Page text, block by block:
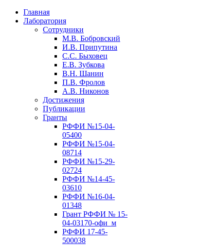
Главная
Лаборатория
Сотрудники
М.В. Бобровский
И.В. Припутина
С.С. Быховец
Е.В. Зубкова
В.Н. Шанин
П.В. Фролов
А.В. Никонов
Достижения
Публикации
Гранты
РФФИ №15-04-
05400
РФФИ №15-04-
08714
РФФИ №15-29-
02724
РФФИ №14-45-
03610
РФФИ №16-04-
01348
Грант РФФИ № 15-
04-03170-офи_м
РФФИ 17-45-
500038